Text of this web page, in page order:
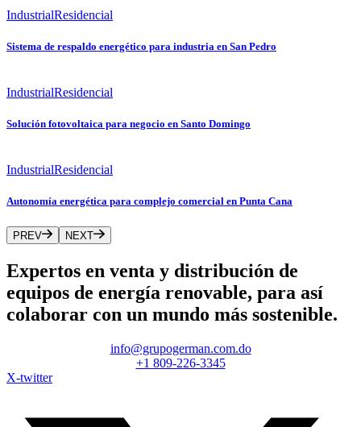
IndustrialResidencial
Sistema de respaldo energético para industria en San Pedro
IndustrialResidencial
Solución fotovoltaica para negocio en Santo Domingo
IndustrialResidencial
Autonomía energética para complejo comercial en Punta Cana
PREV NEXT
Expertos en venta y distribución de
equipos de energía renovable, para así
colaborar con un mundo más sostenible.
info@grupogerman.com.do
+1 809-226-3345
X-twitter